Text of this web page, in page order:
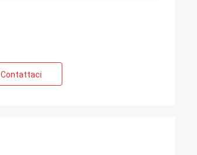
Contattaci